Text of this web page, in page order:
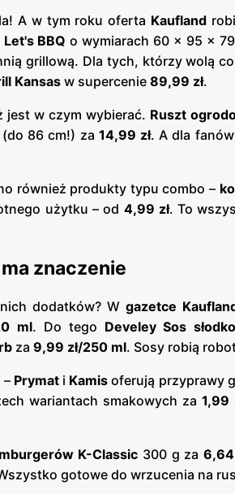
A w tym roku oferta Kaufland
BBQ o wymiarach 60 x 95 x
grillową. Dla tych, którzy wolą
Kansasw supercenie 89,99 zł.
jest w czym wybierać. Ruszt
86 cm!) za 14,99 zł. A dla
również produkty typu combo –
użytku – od 4,99 zł. To
znaczenie
dodatków? W gazetce
ml. Do tego Develey Sos
za 9,99 zł/250 ml. Sosy robią
– Prymati Kamis oferują przyprawy
wariantach smakowych za 1,99
K-Classic 300 g za 6,64
gotowe do wrzucenia na